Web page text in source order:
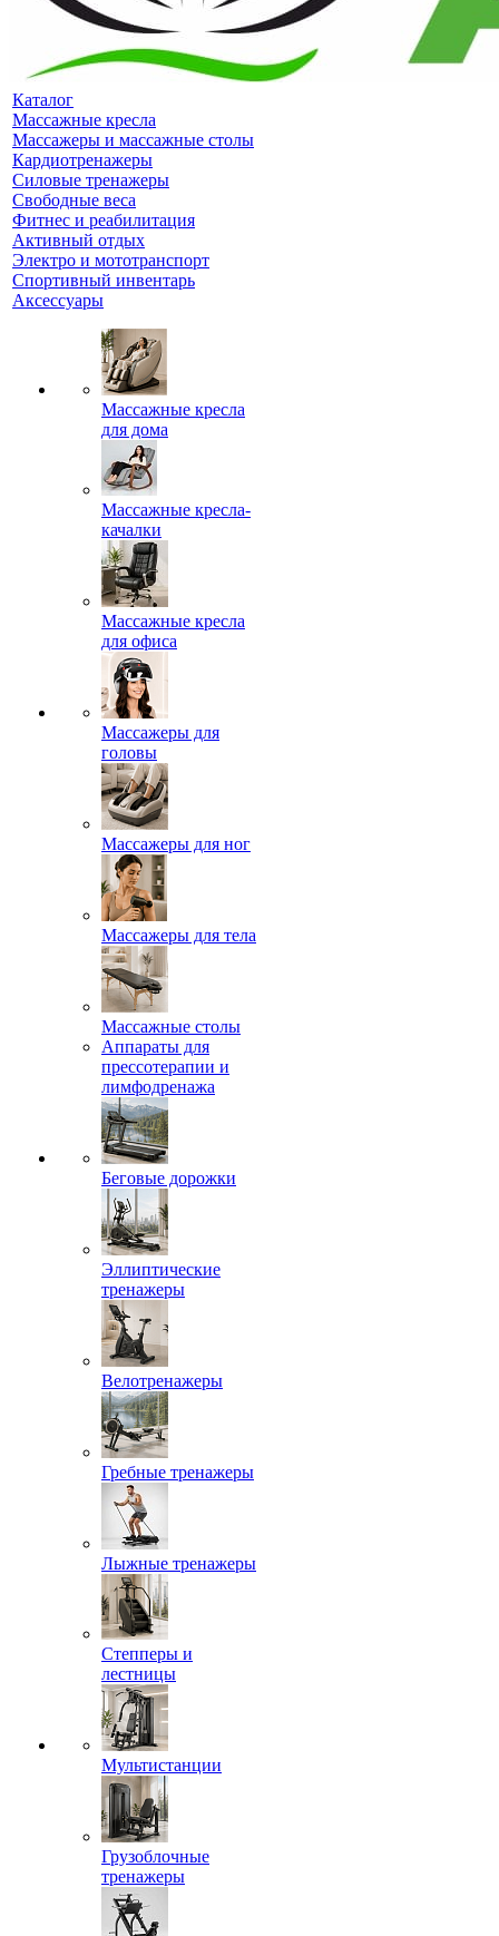
Каталог
Массажные кресла
Массажеры и массажные столы
Кардиотренажеры
Силовые тренажеры
Свободные веса
Фитнес и реабилитация
Активный отдых
Электро и мототранспорт
Спортивный инвентарь
Аксессуары
Массажные кресла
для дома
Массажные кресла-
качалки
Массажные кресла
для офиса
Массажеры для
головы
Массажеры для ног
Массажеры для тела
Массажные столы
Аппараты для
прессотерапии и
лимфодренажа
Беговые дорожки
Эллиптические
тренажеры
Велотренажеры
Гребные тренажеры
Лыжные тренажеры
Степперы и
лестницы
Мультистанции
Грузоблочные
тренажеры